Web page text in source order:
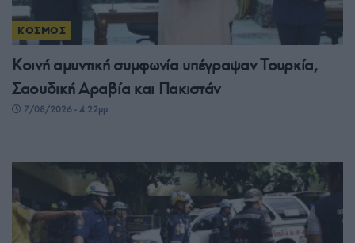
ΚΟΣΜΟΣ
Κοινή αμυντική συμφωνία υπέγραψαν Τουρκία,
Σαουδική Αραβία και Πακιστάν
7/08/2026 - 4:22μμ